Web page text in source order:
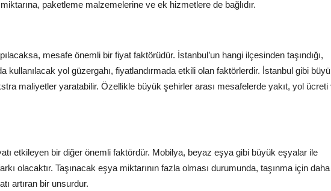
paketleme malzemelerine ve ek hizmetlere de bağlıdır.
mesafe önemli bir fiyat faktörüdür. İstanbul’un hangi ilçesinden taşındığı,
kullanılacak yol güzergahı, fiyatlandırmada etkili olan faktörlerdir. İstanbul gibi
maliyetler yaratabilir. Özellikle büyük şehirler arası mesafelerde yakıt, yol ücreti
etkileyen bir diğer önemli faktördür. Mobilya, beyaz eşya gibi büyük eşyalar ile
olacaktır. Taşınacak eşya miktarının fazla olması durumunda, taşınma için daha
artıran bir unsurdur.